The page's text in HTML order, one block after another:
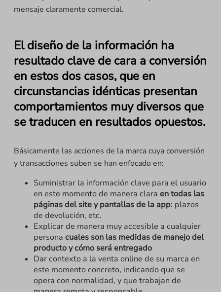
mensaje claramente comercial.
El diseño de la información ha
resultado clave de cara a conversión
en estos dos casos, que en
circunstancias idénticas presentan
comportamientos muy diversos que
se traducen en resultados opuestos.
Básicamente las acciones de la marca cuya conversión
y transacciones suben se han enfocado en:
Suministrar la información clave para el usuario
en este momento de manera clara en todas las
páginas del site y pantallas de la app: plazos
de devolución, etc.
Explicar de manera muy accesible a cualquier
persona cuales son las medidas de manejo del
producto y cómo será entregado
Dar contexto a la venta online de su marca en
este momento concreto, indicando que se
opera con normalidad, y que trabajan de